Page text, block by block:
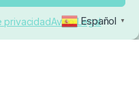
privacidadAviso Legal
horas y 17:00 a
Español ▼